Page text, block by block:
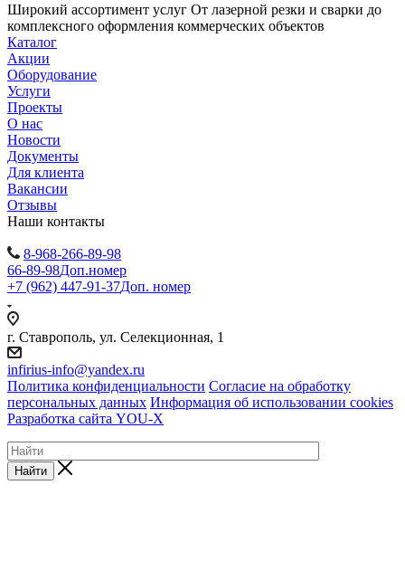
Широкий ассортимент услуг От лазерной резки и сварки до
комплексного оформления коммерческих объектов
Каталог
Акции
Оборудование
Услуги
Проекты
О нас
Новости
Документы
Для клиента
Вакансии
Отзывы
Наши контакты
8-968-266-89-98
66-89-98Доп.номер
+7 (962) 447-91-37Доп. номер
г. Ставрополь, ул. Селекционная, 1
infirius-info@yandex.ru
Политика конфиденциальности Согласие на обработку
персональных данных Информация об использовании cookies
Разработка сайта YOU-X
Найти